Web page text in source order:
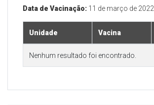
Data de Vacinação: 11 de março de 2022
Unidade Vacina
Nenhum resultado foi encontrado.